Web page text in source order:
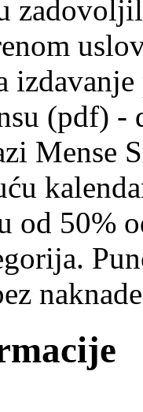
(pdf) -
Mense
od 50%